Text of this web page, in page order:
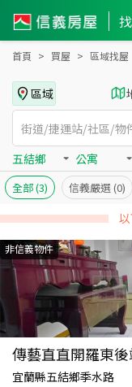
宜蘭縣
首頁 買屋 區域找屋
區域
五結鄉 公寓
全部(3) 信義嚴選 (0)
非信義物件
宜蘭縣五結鄉季水路